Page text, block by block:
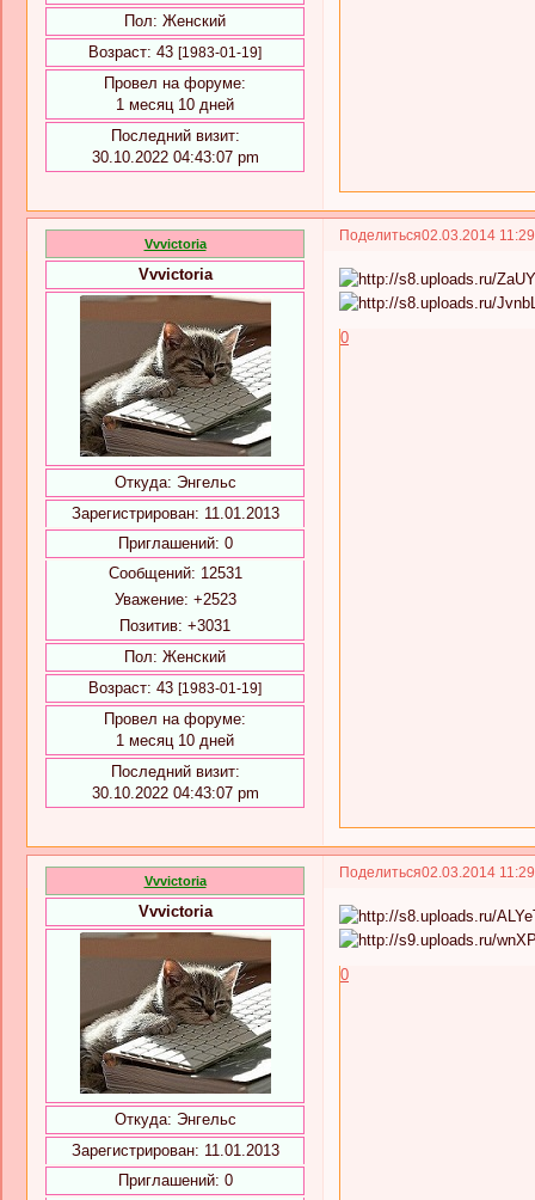
Пол: Женский
Возраст: 43 [1983-01-19]
Провел на форуме:
1 месяц 10 дней
Последний визит:
30.10.2022 04:43:07 pm
Поделиться02.03.2014
Vvvictoria
Vvvictoria
Откуда: Энгельс
Зарегистрирован: 11.01.2013
Приглашений: 0
Сообщений: 12531
Уважение: +2523
Позитив: +3031
Пол: Женский
Возраст: 43 [1983-01-19]
Провел на форуме:
1 месяц 10 дней
Последний визит:
30.10.2022 04:43:07 pm
0
Поделиться02.03.2014
Vvvictoria
Vvvictoria
Откуда: Энгельс
Зарегистрирован: 11.01.2013
Приглашений: 0
0